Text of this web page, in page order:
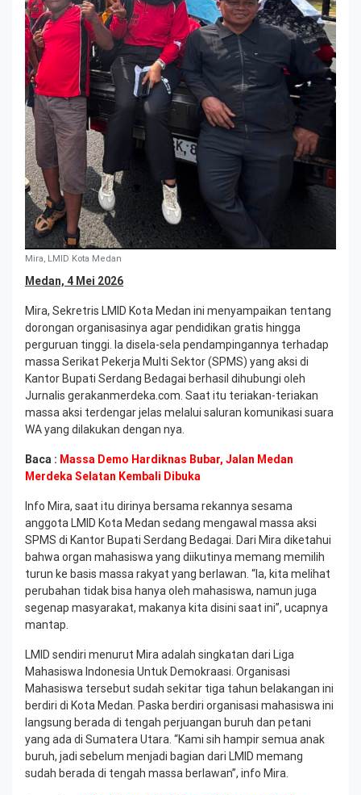
Mira, LMID Kota Medan
Medan, 4 Mei 2026
Mira, Sekretris LMID Kota Medan ini menyampaikan tentang
dorongan organisasinya agar pendidikan gratis hingga
perguruan tinggi. Ia disela-sela pendampingannya terhadap
massa Serikat Pekerja Multi Sektor (SPMS) yang aksi di
Kantor Bupati Serdang Bedagai berhasil dihubungi oleh
Jurnalis gerakanmerdeka.com. Saat itu teriakan-teriakan
massa aksi terdengar jelas melalui saluran komunikasi suara
WA yang dilakukan dengan nya.
Baca : Massa Demo Hardiknas Bubar, Jalan Medan
Merdeka Selatan Kembali Dibuka
Info Mira, saat itu dirinya bersama rekannya sesama
anggota LMID Kota Medan sedang mengawal massa aksi
SPMS di Kantor Bupati Serdang Bedagai. Dari Mira diketahui
bahwa organ mahasiswa yang diikutinya memang memilih
turun ke basis massa rakyat yang berlawan. “Ia, kita melihat
perubahan tidak bisa hanya oleh mahasiswa, namun juga
segenap masyarakat, makanya kita disini saat ini”, ucapnya
mantap.
LMID sendiri menurut Mira adalah singkatan dari Liga
Mahasiswa Indonesia Untuk Demokraasi. Organisasi
Mahasiswa tersebut sudah sekitar tiga tahun belakangan ini
berdiri di Kota Medan. Paska berdiri organisasi mahasiswa ini
langsung berada di tengah perjuangan buruh dan petani
yang ada di Sumatera Utara. “Kami sih hampir semua anak
buruh, jadi sebelum menjadi bagian dari LMID memang
sudah berada di tengah massa berlawan”, info Mira.